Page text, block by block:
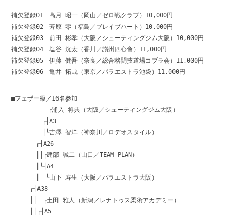
補欠登録01 高月 昭一（岡山／ゼロ戦クラブ）10,000円
補欠登録02 芳原 零（福島／ブレイブハート）10,000円
補欠登録03 前田 彬孝（大阪／シューティングジム大阪）10,000円
補欠登録04 塩谷 洸太（香川／讃州四心會）11,000円
補欠登録05 伊藤 健吾（奈良／総合格闘技道場コブラ会）11,000円
補欠登録06 亀井 拓哉（東京／パラエストラ池袋）11,000円
■フェザー級／16名参加
┌浦入 将典（大阪／シューティングジム大阪）
┌┤A3
│└吉澤 智洋（神奈川／ロデオスタイル）
┌┤A26
││┌建部 誠二（山口／TEAM PLAN）
│└┤A4
│ └山下 寿生（大阪／パラエストラ大阪）
┌┤A38
││ ┌土田 雅人（新潟／レナトゥス柔術アカデミー）
││┌┤A5